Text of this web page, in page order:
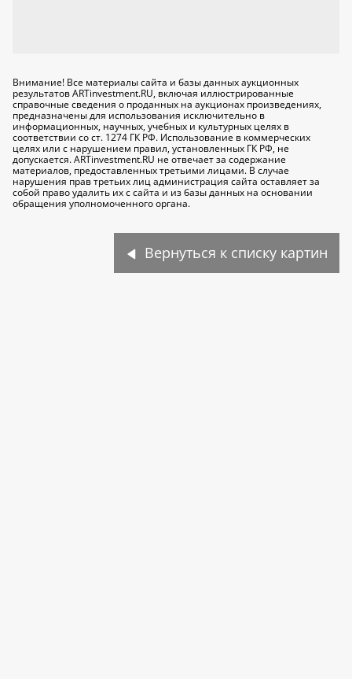
Внимание! Все материалы сайта и базы данных аукционных
результатов ARTinvestment.RU, включая иллюстрированные
справочные сведения о проданных на аукционах произведениях,
предназначены для использования исключительно в
информационных, научных, учебных и культурных целях в
соответствии со ст. 1274 ГК РФ. Использование в коммерческих
целях или с нарушением правил, установленных ГК РФ, не
допускается. ARTinvestment.RU не отвечает за содержание
материалов, предоставленных третьими лицами. В случае
нарушения прав третьих лиц администрация сайта оставляет за
собой право удалить их с сайта и из базы данных на основании
обращения уполномоченного органа.
Вернуться к списку картин